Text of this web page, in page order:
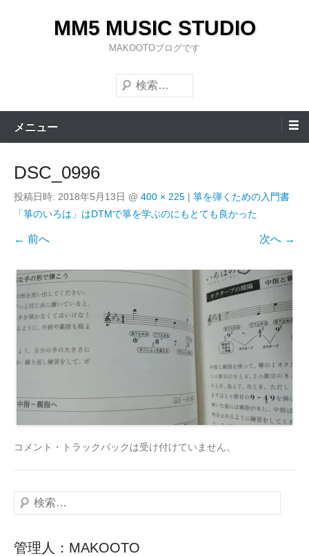
キ
MM5 MUSIC STUDIO
MAKOOTOブログです
検
索
メニュー
DSC_0996
投稿日時: 2018年5月13日 @ 400 × 225 | 箏を弾くための入門書
「箏のいろは」はDTMで箏を学ぶのにもとても良かった
← 前へ 次へ →
コメント・トラックバックは受け付けていません。
検
管理人：MAKOOTO